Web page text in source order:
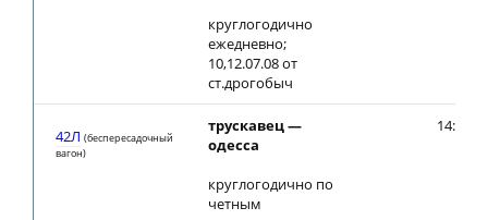
круглогодично
ежедневно;
10,12.07.08 от
ст.дрогобыч
42Л (беспересадочный
вагон)
трускавец —
одесса
круглогодично по
четным
14:30